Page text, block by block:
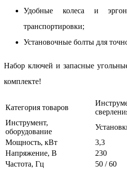
Удобные колеса и
транспортировки;
Установочные болты для
Набор ключей и запасные
комплекте!
Категория товаров
Инструмент,
оборудование
Мощность, кВт
3,3
Напряжение, В
230
Частота, Гц
50 / 60